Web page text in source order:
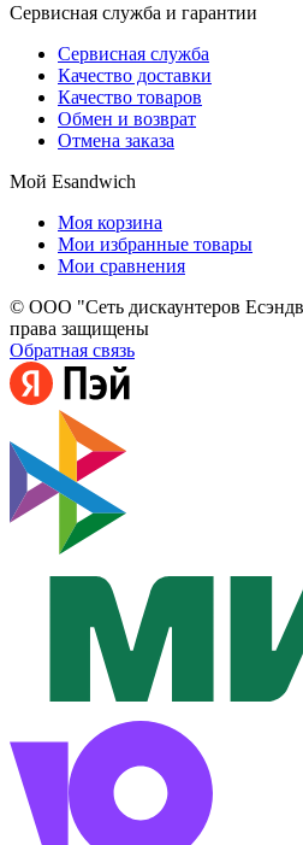
Сервисная служба и гарантии
Сервисная служба
Качество доставки
Качество товаров
Обмен и возврат
Отмена заказа
Мой Esandwich
Моя корзина
Мои избранные товары
Мои сравнения
© ООО "Сеть дискаунтеров
права защищены
Обратная связь